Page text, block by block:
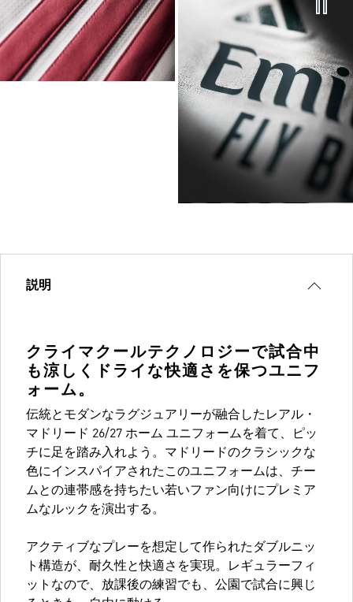
説明
クライマクールテクノロジーで試合中
も涼しくドライな快適さを保つユニフ
ォーム。
伝統とモダンなラグジュアリーが融合したレアル・
マドリード 26/27 ホーム ユニフォームを着て、ピッ
チに足を踏み入れよう。マドリードのクラシックな
色にインスパイアされたこのユニフォームは、チー
ムとの連帯感を持ちたい若いファン向けにプレミア
ムなルックを演出する。
アクティブなプレーを想定して作られたダブルニッ
ト構造が、耐久性と快適さを実現。レギュラーフィ
ットなので、放課後の練習でも、公園で試合に興じ